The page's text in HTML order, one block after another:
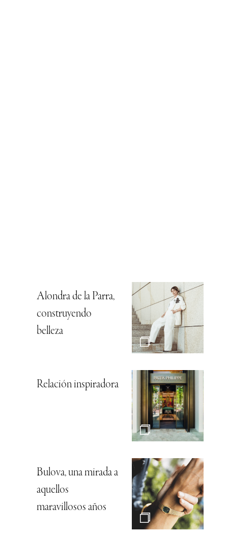
Alondra de la Parra,
construyendo
belleza
Relación inspiradora
Bulova, una mirada a
aquellos
maravillosos años